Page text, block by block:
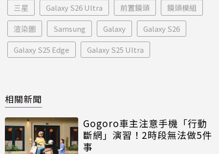
三星 Galaxy S26 Ultra 前置鏡頭 鏡頭模組
渲染圖 Samsung Galaxy Galaxy S26
Galaxy S25 Edge Galaxy S25 Ultra
相關新聞
Gogoro車主注意手機「行動
斷網」演習！2時段無法做5件
事